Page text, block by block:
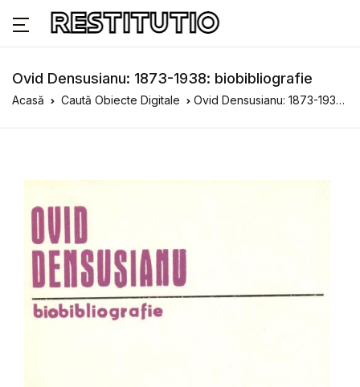
Ovid Densusianu: 1873-1938: biobibliografie
Acasă Caută Obiecte Digitale Ovid Densusianu: 1873-1938: biobibliografie